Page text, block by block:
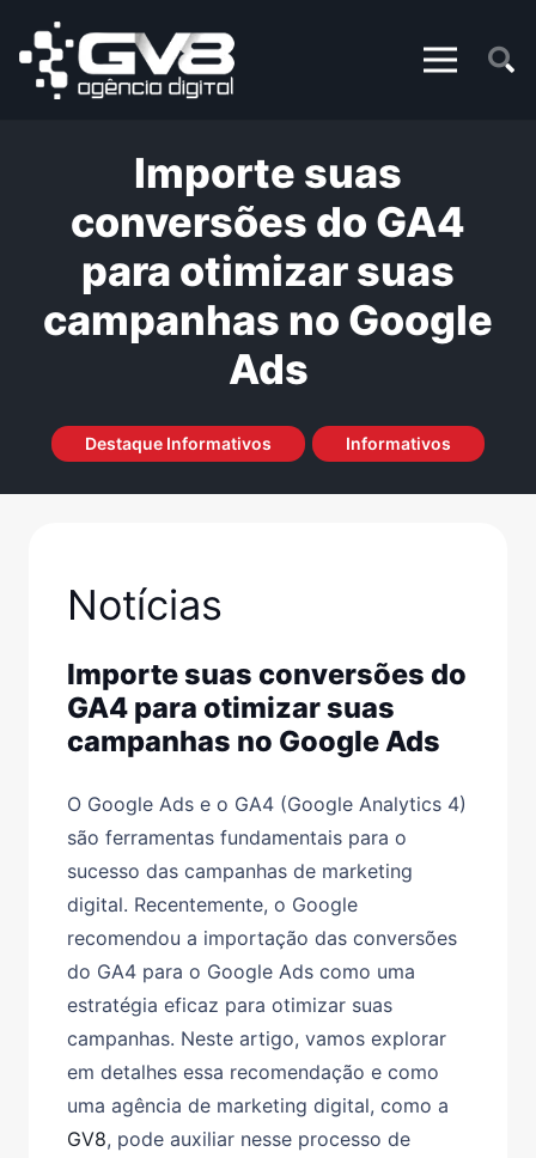
Importe suas
conversões do GA4
para otimizar suas
campanhas no Google
Ads
Destaque Informativos Informativos
Notícias
Importe suas conversões do
GA4 para otimizar suas
campanhas no Google Ads
O Google Ads e o GA4 (Google Analytics 4)
são ferramentas fundamentais para o
sucesso das campanhas de marketing
digital. Recentemente, o Google
recomendou a importação das conversões
do GA4 para o Google Ads como uma
estratégia eficaz para otimizar suas
campanhas. Neste artigo, vamos explorar
em detalhes essa recomendação e como
uma agência de marketing digital, como a
GV8, pode auxiliar nesse processo de